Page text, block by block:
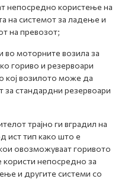
непосредно користење на
на системот за ладење и
на превозот;
во моторните возила за
гориво и резервоари
кој возилото може да
стандардни резервоари
трајно ги вградил на
ист тип како што е
овозможуваат горивото
користи непосредно за
и другите системи со